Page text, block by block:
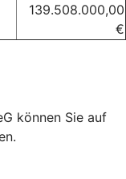
139.508.000,00
€
können Sie auf